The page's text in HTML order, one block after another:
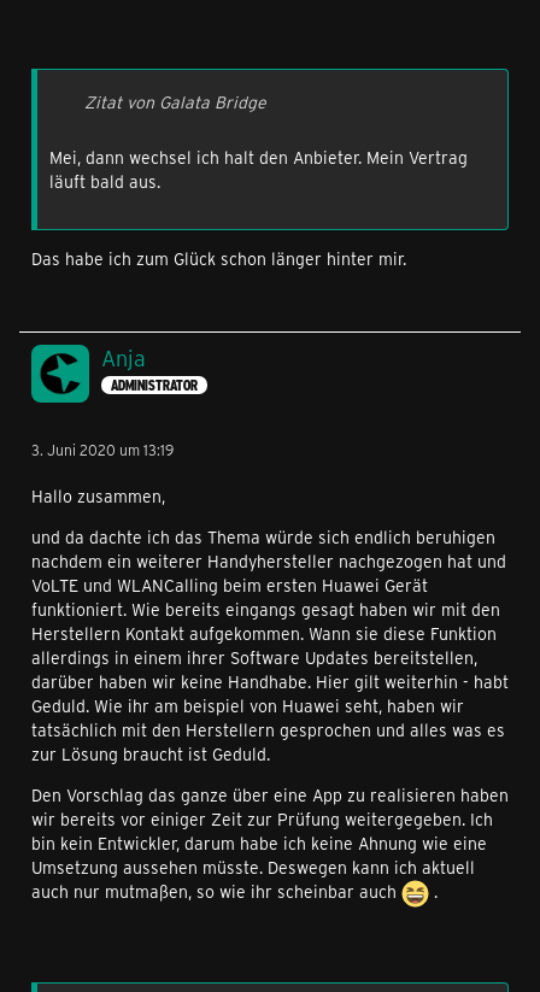
Zitat von Galata Bridge
Mei, dann wechsel ich halt den Anbieter. Mein Vertrag
läuft bald aus.
Das habe ich zum Glück schon länger hinter mir.
Anja
ADMINISTRATOR
3. Juni 2020 um 13:19
Hallo zusammen,
und da dachte ich das Thema würde sich endlich beruhigen
nachdem ein weiterer Handyhersteller nachgezogen hat und
VoLTE und WLANCalling beim ersten Huawei Gerät
funktioniert. Wie bereits eingangs gesagt haben wir mit den
Herstellern Kontakt aufgekommen. Wann sie diese Funktion
allerdings in einem ihrer Software Updates bereitstellen,
darüber haben wir keine Handhabe. Hier gilt weiterhin - habt
Geduld. Wie ihr am beispiel von Huawei seht, haben wir
tatsächlich mit den Herstellern gesprochen und alles was es
zur Lösung braucht ist Geduld.
Den Vorschlag das ganze über eine App zu realisieren haben
wir bereits vor einiger Zeit zur Prüfung weitergegeben. Ich
bin kein Entwickler, darum habe ich keine Ahnung wie eine
Umsetzung aussehen müsste. Deswegen kann ich aktuell
auch nur mutmaßen, so wie ihr scheinbar auch
.